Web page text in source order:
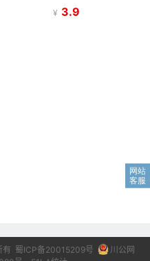
垒，引爆IP商业价值增长
¥ 3.9
有 蜀ICP备20015209号
川公网